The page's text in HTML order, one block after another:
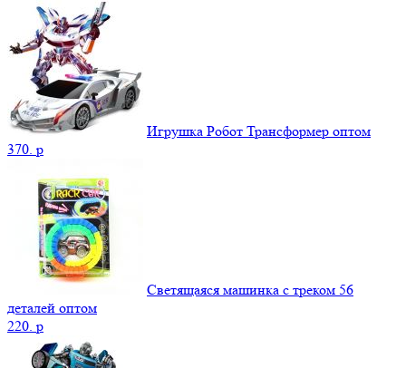
Игрушка Робот Трансформер оптом
370. p
Светящаяся машинка с треком 56
деталей оптом
220. p